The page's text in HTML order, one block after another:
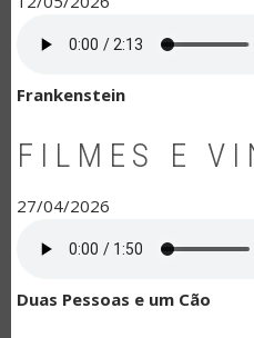
Frankenstein
FILMES E
27/04/2026
Duas Pessoas e um Cão